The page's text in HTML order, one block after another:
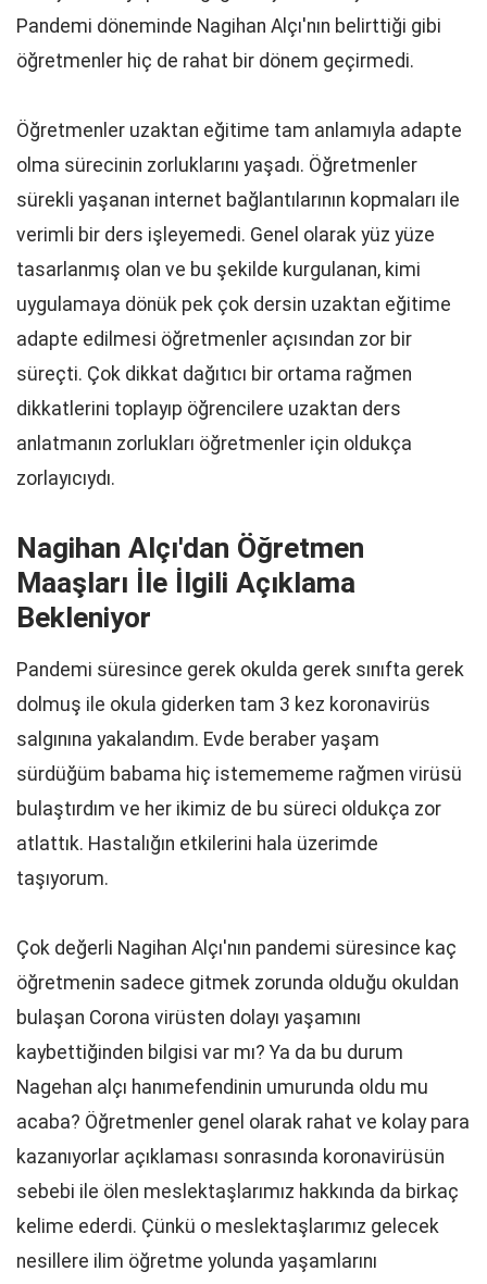
Pandemi döneminde Nagihan Alçı'nın belirttiği gibi
öğretmenler hiç de rahat bir dönem geçirmedi.
Öğretmenler uzaktan eğitime tam anlamıyla adapte
olma sürecinin zorluklarını yaşadı. Öğretmenler
sürekli yaşanan internet bağlantılarının kopmaları ile
verimli bir ders işleyemedi. Genel olarak yüz yüze
tasarlanmış olan ve bu şekilde kurgulanan, kimi
uygulamaya dönük pek çok dersin uzaktan eğitime
adapte edilmesi öğretmenler açısından zor bir
süreçti. Çok dikkat dağıtıcı bir ortama rağmen
dikkatlerini toplayıp öğrencilere uzaktan ders
anlatmanın zorlukları öğretmenler için oldukça
zorlayıcıydı.
Nagihan Alçı'dan Öğretmen
Maaşları İle İlgili Açıklama
Bekleniyor
Pandemi süresince gerek okulda gerek sınıfta gerek
dolmuş ile okula giderken tam 3 kez koronavirüs
salgınına yakalandım. Evde beraber yaşam
sürdüğüm babama hiç istemememe rağmen virüsü
bulaştırdım ve her ikimiz de bu süreci oldukça zor
atlattık. Hastalığın etkilerini hala üzerimde
taşıyorum.
Çok değerli Nagihan Alçı'nın pandemi süresince kaç
öğretmenin sadece gitmek zorunda olduğu okuldan
bulaşan Corona virüsten dolayı yaşamını
kaybettiğinden bilgisi var mı? Ya da bu durum
Nagehan alçı hanımefendinin umurunda oldu mu
acaba? Öğretmenler genel olarak rahat ve kolay para
kazanıyorlar açıklaması sonrasında koronavirüsün
sebebi ile ölen meslektaşlarımız hakkında da birkaç
kelime ederdi. Çünkü o meslektaşlarımız gelecek
nesillere ilim öğretme yolunda yaşamlarını